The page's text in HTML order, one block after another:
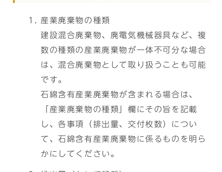
産業廃棄物の種類
建設混合廃棄物、廃電気機械器具など、複
数の種類の産業廃棄物が一体不可分な場合
は、混合廃棄物として取り扱うことも可能
です。
石綿含有産業廃棄物が含まれる場合は、
「産業廃棄物の種類」欄にその旨を記載
し、各事項（排出量、交付枚数）につい
て、石綿含有産業廃棄物に係るものを明ら
かにしてください。